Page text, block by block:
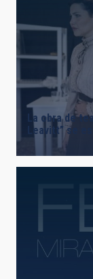
La obra de
Leavitt” se